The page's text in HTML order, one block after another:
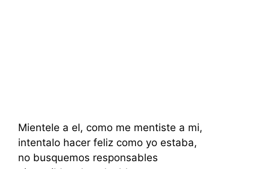
Mientele a el, como me mentiste a mi,
intentalo hacer feliz como yo estaba,
no busquemos responsables